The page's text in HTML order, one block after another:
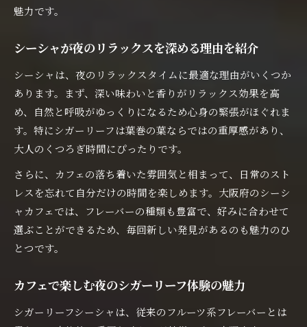
魅力です。
シーシャが夜のリラックスを深める理由を紹介
シーシャは、夜のリラックスタイムに最適な理由がいくつか
あります。まず、深い味わいと香りがリラックス効果を高
め、自然と呼吸がゆっくりになるため心身の緊張がほぐれま
す。特にシガーリーフは葉巻の葉ならではの重厚感があり、
大人のくつろぎ時間にぴったりです。
さらに、カフェの落ち着いた雰囲気と相まって、日常のスト
レスを忘れて自分だけの時間を楽しめます。大阪府のシーシ
ャカフェでは、フレーバーの種類も豊富で、好みに合わせて
選ぶことができるため、毎回新しい発見があるのも魅力のひ
とつです。
カフェで楽しむ夜のシガーリーフ体験の魅力
シガーリーフシーシャは、従来のフルーツ系フレーバーとは